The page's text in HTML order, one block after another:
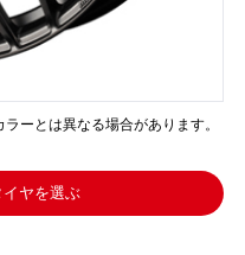
ーとは異なる場合があります。
ヤを選ぶ